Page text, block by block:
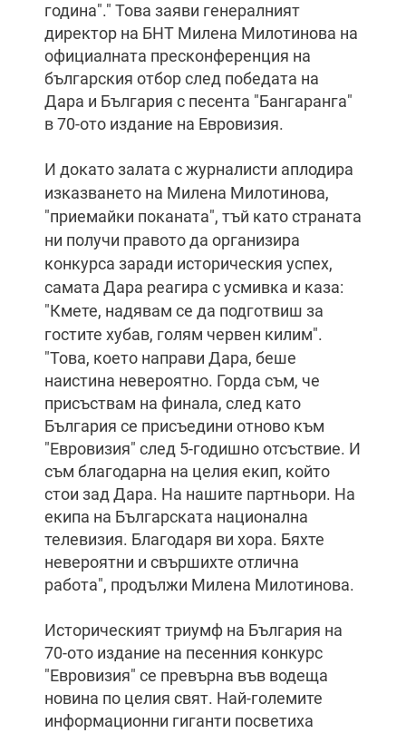
година"." Това заяви генералният
директор на БНТ Милена Милотинова на
официалната пресконференция на
българския отбор след победата на
Дара и България с песента "Бангаранга"
в 70-ото издание на Евровизия.
И докато залата с журналисти аплодира
изказването на Милена Милотинова,
"приемайки поканата", тъй като страната
ни получи правото да организира
конкурса заради историческия успех,
самата Дара реагира с усмивка и каза:
"Кмете, надявам се да подготвиш за
гостите хубав, голям червен килим".
"Това, което направи Дара, беше
наистина невероятно. Горда съм, че
присъствам на финала, след като
България се присъедини отново към
"Евровизия" след 5-годишно отсъствие. И
съм благодарна на целия екип, който
стои зад Дара. На нашите партньори. На
екипа на Българската национална
телевизия. Благодаря ви хора. Бяхте
невероятни и свършихте отлична
работа", продължи Милена Милотинова.
Историческият триумф на България на
70-ото издание на песенния конкурс
"Евровизия" се превърна във водеща
новина по целия свят. Най-големите
информационни гиганти посветиха